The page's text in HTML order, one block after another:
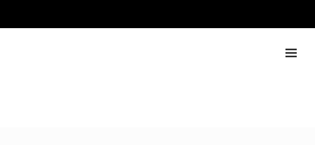
Rapdach